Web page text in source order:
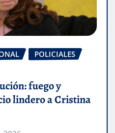
POLICIALES
fuego y
lindero a Cristina